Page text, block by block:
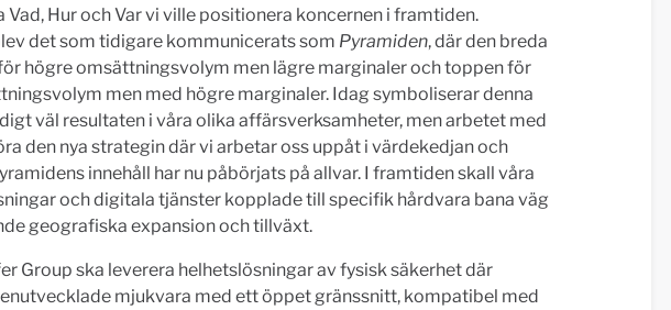
Hur och Var vi ville positionera koncernen i framtiden.
det som tidigare kommunicerats som Pyramiden, där den breda
högre omsättningsvolym men lägre marginaler och toppen för
men med högre marginaler. Idag symboliserar denna
väl resultaten i våra olika affärsverksamheter, men arbetet med
den nya strategin där vi arbetar oss uppåt i värdekedjan och
innehåll har nu påbörjats på allvar. I framtiden skall våra
och digitala tjänster kopplade till specifik hårdvara bana väg
geografiska expansion och tillväxt.
Group ska leverera helhetslösningar av fysisk säkerhet där
mjukvara med ett öppet gränssnitt, kompatibel med